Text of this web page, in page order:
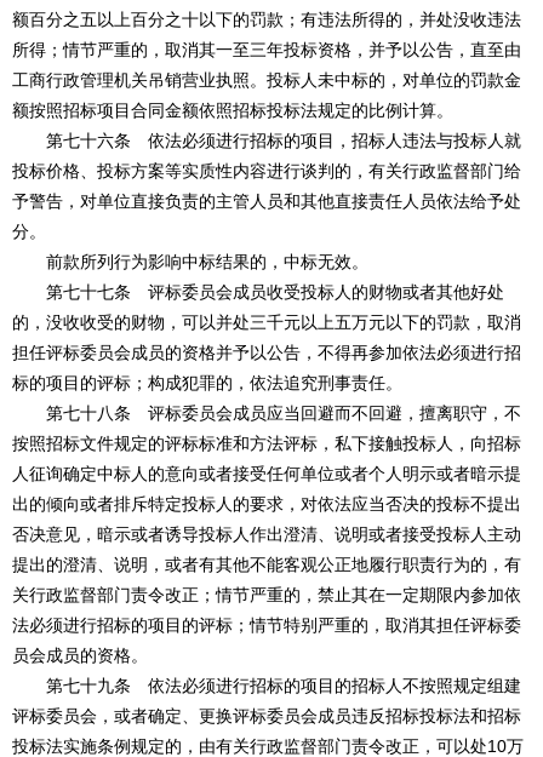
额百分之五以上百分之十以下的罚款；有违法所得的，并处没收违法
所得；情节严重的，取消其一至三年投标资格，并予以公告，直至由
工商行政管理机关吊销营业执照。投标人未中标的，对单位的罚款金
额按照招标项目合同金额依照招标投标法规定的比例计算。
第七十六条 依法必须进行招标的项目，招标人违法与投标人就
投标价格、投标方案等实质性内容进行谈判的，有关行政监督部门给
予警告，对单位直接负责的主管人员和其他直接责任人员依法给予处
分。
前款所列行为影响中标结果的，中标无效。
第七十七条 评标委员会成员收受投标人的财物或者其他好处
的，没收收受的财物，可以并处三千元以上五万元以下的罚款，取消
担任评标委员会成员的资格并予以公告，不得再参加依法必须进行招
标的项目的评标；构成犯罪的，依法追究刑事责任。
第七十八条 评标委员会成员应当回避而不回避，擅离职守，不
按照招标文件规定的评标标准和方法评标，私下接触投标人，向招标
人征询确定中标人的意向或者接受任何单位或者个人明示或者暗示提
出的倾向或者排斥特定投标人的要求，对依法应当否决的投标不提出
否决意见，暗示或者诱导投标人作出澄清、说明或者接受投标人主动
提出的澄清、说明，或者有其他不能客观公正地履行职责行为的，有
关行政监督部门责令改正；情节严重的，禁止其在一定期限内参加依
法必须进行招标的项目的评标；情节特别严重的，取消其担任评标委
员会成员的资格。
第七十九条 依法必须进行招标的项目的招标人不按照规定组建
评标委员会，或者确定、更换评标委员会成员违反招标投标法和招标
投标法实施条例规定的，由有关行政监督部门责令改正，可以处10万